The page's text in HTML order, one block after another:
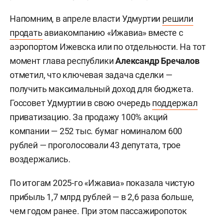
Напомним, в апреле власти Удмуртии решили
продать авиакомпанию «Ижавиа» вместе с
аэропортом Ижевска или по отдельности. На тот
момент глава республикиАлександр Бречалов
отметил, что ключевая задача сделки —
получить максимальный доход для бюджета.
Госсовет Удмуртии в свою очередь поддержал
приватизацию. За продажу 100% акций
компании — 252 тыс. бумаг номиналом 600
рублей — проголосовали 43 депутата, трое
воздержались.
По итогам 2025-го «Ижавиа» показала чистую
прибыль 1,7 млрд рублей — в 2,6 раза больше,
чем годом ранее. При этом пассажиропоток